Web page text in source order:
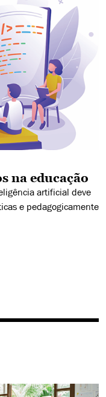
na educação
artificial deve
e pedagogicamente